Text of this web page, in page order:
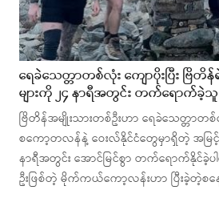
ရေခဲသေတ္တာတစ်လုံး ကျောပိုးပြီး ဗြိ
များကို ၂၄ နာရီအတွင်း တက်ရောက်ခဲ့သူ
ဗြိတိန်အမျိုးသားတစ်ဦးဟာ ရေခဲသေတ္တာတစ်
စကော့တလန်နဲ့ ဝေးလ်နိုင်ငံတွေမှာရှိတဲ့ အမြ
နာရီအတွင်း အောင်မြင်စွာ တက်ရောက်နိုင်
ဦးဖြစ်တဲ့ မိုက်ကယ်ကော့လန်းဟာ ပြီးခဲ့တဲ့စ